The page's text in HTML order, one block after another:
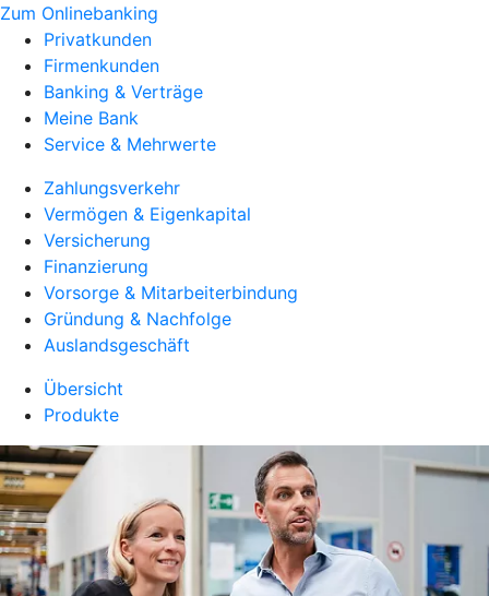
Zum Onlinebanking
Privatkunden
Firmenkunden
Banking & Verträge
Meine Bank
Service & Mehrwerte
Zahlungsverkehr
Vermögen & Eigenkapital
Versicherung
Finanzierung
Vorsorge & Mitarbeiterbindung
Gründung & Nachfolge
Auslandsgeschäft
Übersicht
Produkte